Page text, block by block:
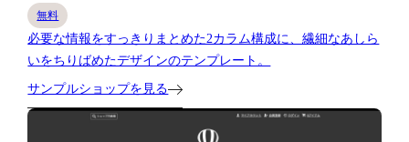
無料
必要な情報をすっきりまとめた2カラム構成に、繊細なあしら
いをちりばめたデザインのテンプレート。
サンプルショップを見る